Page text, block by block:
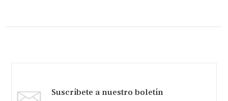
Suscríbete a nuestro boletín